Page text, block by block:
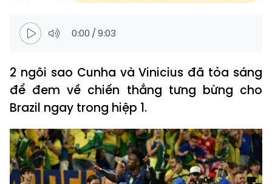
0:00 /9:03
2 ngôi sao Cunha và Vinicius đã tỏa sáng
để đem về chiến thắng tưng bừng cho
Brazil ngay trong hiệp 1.